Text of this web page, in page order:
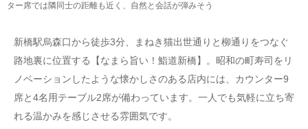
ター席では隣同士の距離も近く、自然と会話が弾みそう
新橋駅烏森口から徒歩3分、まねき猫出世通りと柳通りをつなぐ
路地裏に位置する【なまら旨い！鮨道新橋】。昭和の町寿司をリ
ノベーションしたような懐かしさのある店内には、カウンター9
席と4名用テーブル2席が備わっています。一人でも気軽に立ち寄
れる温かみを感じさせる雰囲気です。